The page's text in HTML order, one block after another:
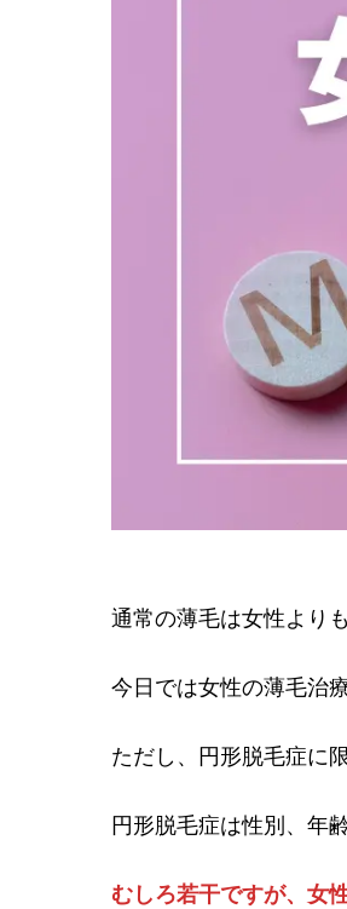
通常の薄毛は女性より
今日では女性の薄毛治
ただし、円形脱毛症に
円形脱毛症は性別、年
むしろ若干ですが、女